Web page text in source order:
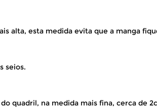
alta, esta medida evita que a manga
seios.
quadril, na medida mais fina, cerca de